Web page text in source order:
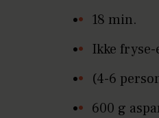
18 min.
Ikke fryse-
(4-6
600 g